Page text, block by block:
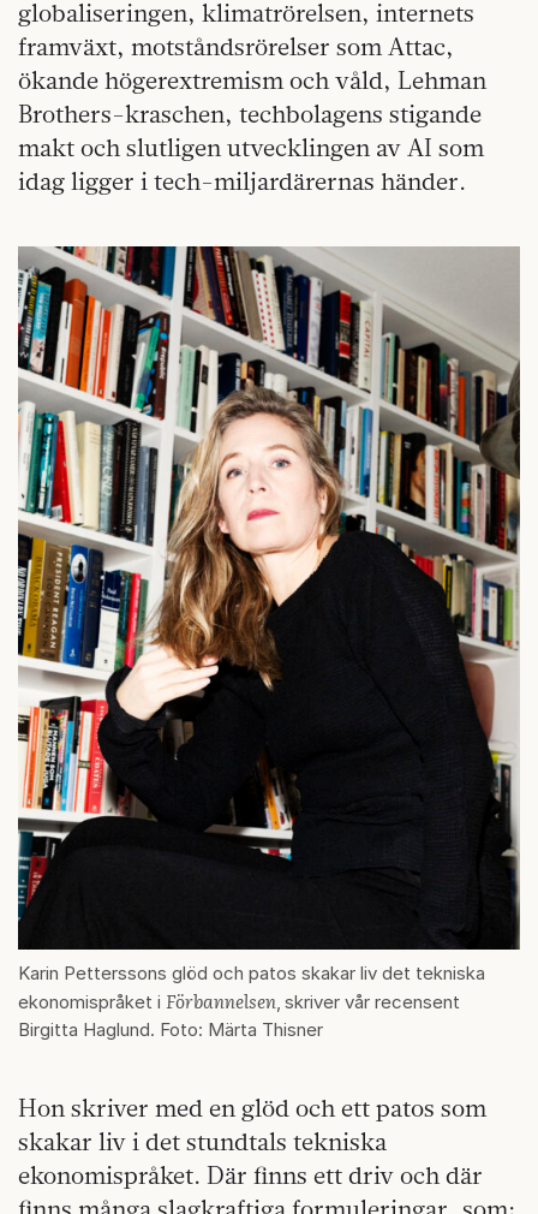
globaliseringen, klimatrörelsen, internets
framväxt, motståndsrörelser som Attac,
ökande högerextremism och våld, Lehman
Brothers-kraschen, techbolagens stigande
makt och slutligen utvecklingen av AI som
idag ligger i tech-miljardärernas händer.
Karin Petterssons glöd och patos skakar liv det tekniska
ekonomispråket i Förbannelsen, skriver vår recensent
Birgitta Haglund. Foto: Märta Thisner
Hon skriver med en glöd och ett patos som
skakar liv i det stundtals tekniska
ekonomispråket. Där finns ett driv och där